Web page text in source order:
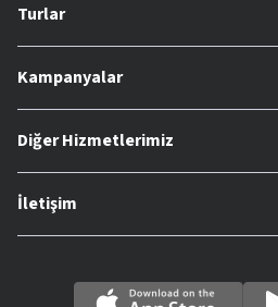
Turlar
Kampanyalar
Diğer Hizmetlerimiz
İletişim